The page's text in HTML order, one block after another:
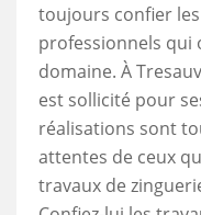
toujours confier
professionnels qui
domaine. À
est sollicité pour
réalisations sont
attentes de ceux
travaux de